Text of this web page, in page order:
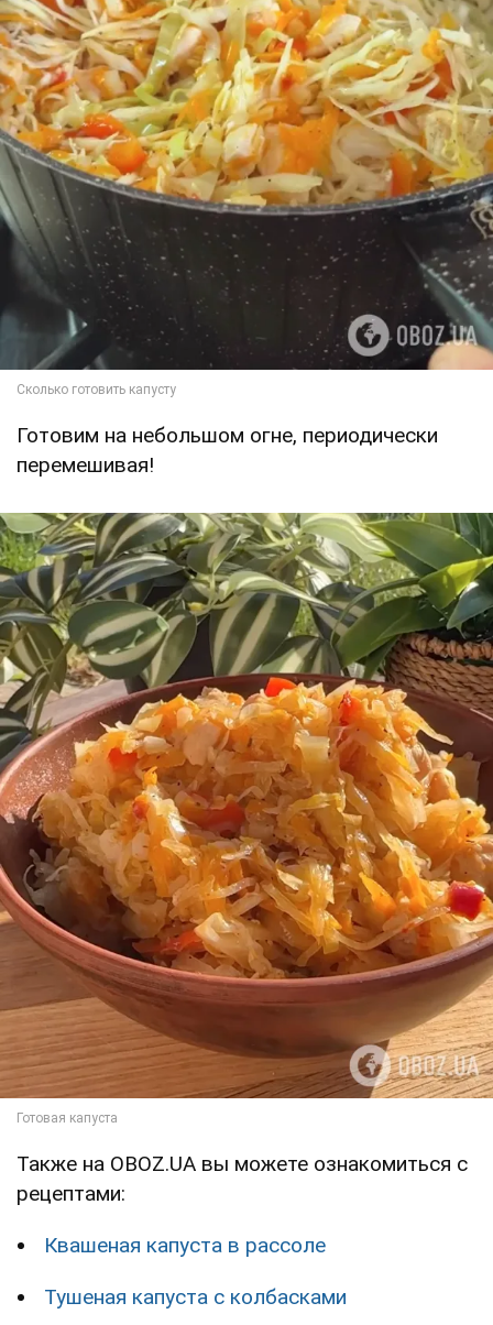
Готовим на небольшом огне, периодически
перемешивая!
Также на OBOZ.UA вы можете ознакомиться с
рецептами:
Квашеная капуста в рассоле
Тушеная капуста с колбасками